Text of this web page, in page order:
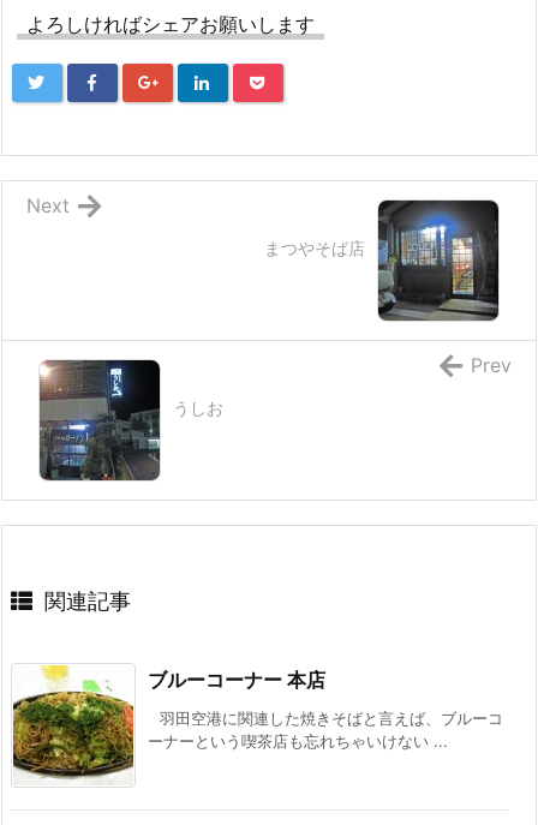
よろしければシェアお願いします
まつやそば店
Next
うしお
Prev
関連記事
ブルーコーナー 本店
羽田空港に関連した焼きそばと言えば、ブルーコ
ーナーという喫茶店も忘れちゃいけない ...